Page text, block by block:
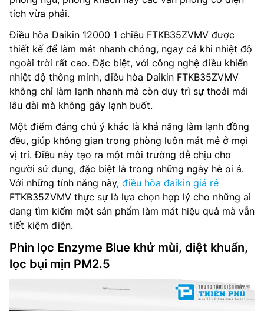
tích vừa phải.
Điều hòa Daikin 12000 1 chiều FTKB35ZVMV được
thiết kế để làm mát nhanh chóng, ngay cả khi nhiệt độ
ngoài trời rất cao. Đặc biệt, với công nghệ điều khiển
nhiệt độ thông minh, điều hòa Daikin FTKB35ZVMV
không chỉ làm lạnh nhanh mà còn duy trì sự thoải mái
lâu dài mà không gây lạnh buốt.
Một điểm đáng chú ý khác là khả năng làm lạnh đồng
đều, giúp không gian trong phòng luôn mát mẻ ở mọi
vị trí. Điều này tạo ra một môi trường dễ chịu cho
người sử dụng, đặc biệt là trong những ngày hè oi ả.
Với những tính năng này, điều hòa đaikin giá rẻ
FTKB35ZVMV thực sự là lựa chọn hợp lý cho những ai
đang tìm kiếm một sản phẩm làm mát hiệu quả mà vẫn
tiết kiệm điện.
Phin lọc Enzyme Blue khử mùi, diệt khuẩn,
lọc bụi mịn PM2.5